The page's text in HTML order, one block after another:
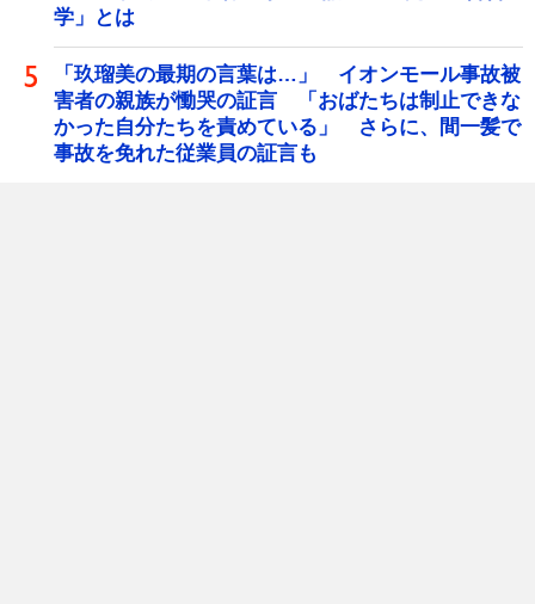
学」とは
「玖瑠美の最期の言葉は…」 イオンモール事故被
害者の親族が慟哭の証言 「おばたちは制止できな
かった自分たちを責めている」 さらに、間一髪で
事故を免れた従業員の証言も